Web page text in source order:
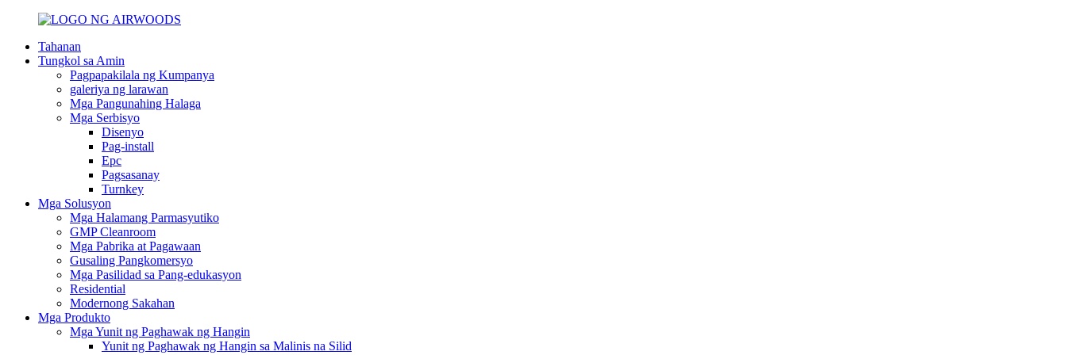
Tahanan
Tungkol sa Amin
Pagpapakilala ng Kumpanya
galeriya ng larawan
Mga Pangunahing Halaga
Mga Serbisyo
Disenyo
Pag-install
Epc
Pagsasanay
Turnkey
Mga Solusyon
Mga Halamang Parmasyutiko
GMP Cleanroom
Mga Pabrika at Pagawaan
Gusaling Pangkomersyo
Mga Pasilidad sa Pang-edukasyon
Residential
Modernong Sakahan
Mga Produkto
Mga Yunit ng Paghawak ng Hangin
Yunit ng Paghawak ng Hangin sa Malinis na Silid